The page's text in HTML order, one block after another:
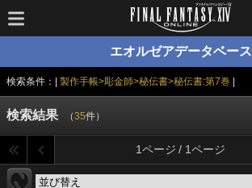
エオルゼアデータベース
検索条件：| 製作手帳>彫金師>秘伝書>秘伝書:第7巻
検索結果 （35件）
1ページ / 1ページ